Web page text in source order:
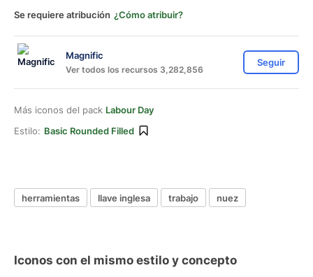
Se requiere atribución ¿Cómo atribuir?
Magnific
Ver todos los recursos 3,282,856
Seguir
Más iconos del pack Labour Day
Estilo: Basic Rounded Filled
herramientas llave inglesa trabajo nuez
Iconos con el mismo estilo y concepto